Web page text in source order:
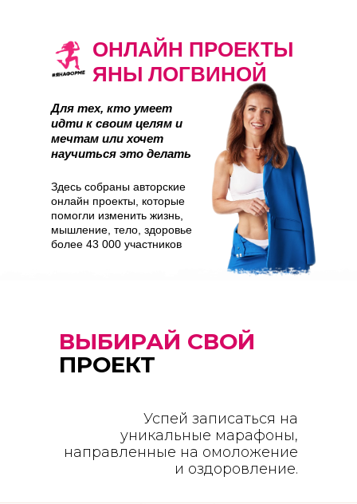
Для тех, кто умеет
идти к своим целям и
мечтам или хочет
научиться это делать
Здесь собраны авторские
онлайн проекты, которые
помогли изменить жизнь,
мышление, тело, здоровье
более 43 000 участников
ОНЛАЙН ПРОЕКТЫ
ЯНЫ ЛОГВИНОЙ
ВЫБИРАЙ СВОЙ
ПРОЕКТ
Успей записаться на
уникальные марафоны,
направленные на омоложение
и оздоровление.